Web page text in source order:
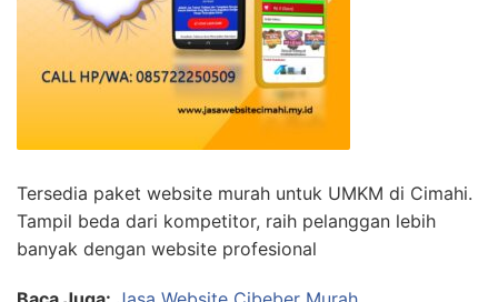
Tersedia paket website murah untuk UMKM di Cimahi.
Tampil beda dari kompetitor, raih pelanggan lebih
banyak dengan website profesional